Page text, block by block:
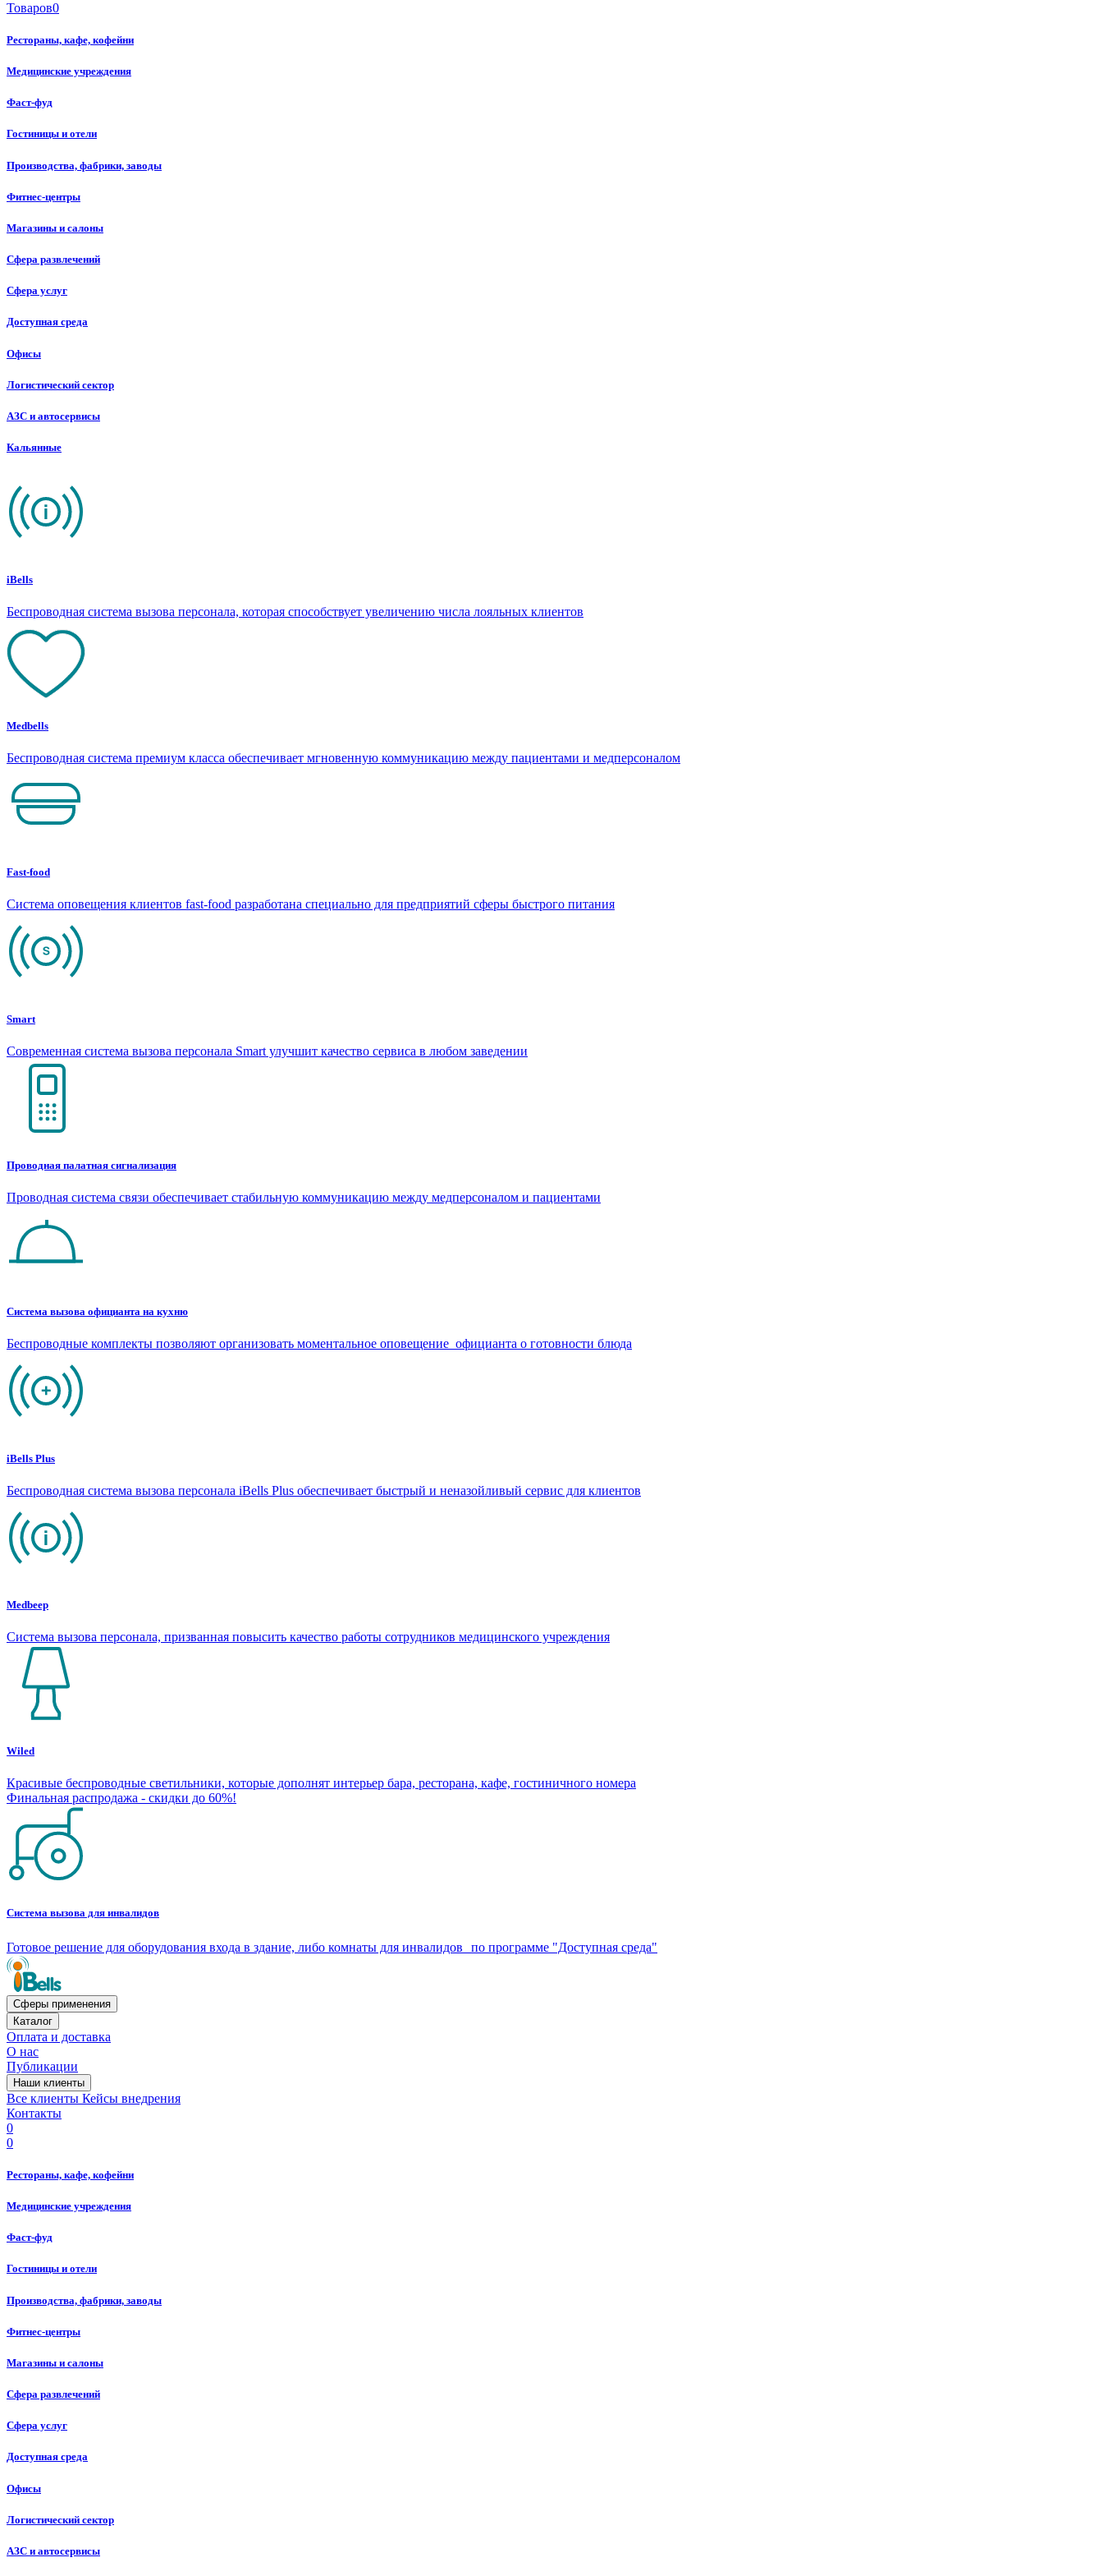
Товаров0
Рестораны, кафе, кофейни
Медицинские учреждения
Фаст-фуд
Гостиницы и отели
Производства, фабрики, заводы
Фитнес-центры
Магазины и салоны
Сфера развлечений
Сфера услуг
Доступная среда
Офисы
Логистический сектор
АЗС и автосервисы
Кальянные
iBells
Беспроводная система вызова персонала, которая способствует увеличению числа лояльных клиентов
Medbells
Беспроводная система премиум класса обеспечивает мгновенную коммуникацию между пациентами и медперсоналом
Fast-food
Система оповещения клиентов fast-food разработана специально для предприятий сферы быстрого питания
Smart
Современная система вызова персонала Smart улучшит качество сервиса в любом заведении
Проводная палатная сигнализация
Проводная система связи обеспечивает стабильную коммуникацию между медперсоналом и пациентами
Система вызова официанта на кухню
Беспроводные комплекты позволяют организовать моментальное оповещение официанта о готовности блюда
iBells Plus
Беспроводная система вызова персонала iBells Plus обеспечивает быстрый и неназойливый сервис для клиентов
Medbeep
Система вызова персонала, призванная повысить качество работы сотрудников медицинского учреждения
Wiled
Красивые беспроводные светильники, которые дополнят интерьер бара, ресторана, кафе, гостиничного номера
Финальная распродажа - скидки до 60%!
Система вызова для инвалидов
Готовое решение для оборудования входа в здание, либо комнаты для инвалидов по программе "Доступная среда"
Сферы применения
Каталог
Оплата и доставка
О нас
Публикации
Наши клиенты
Все клиенты Кейсы внедрения
Контакты
0
0
Рестораны, кафе, кофейни
Медицинские учреждения
Фаст-фуд
Гостиницы и отели
Производства, фабрики, заводы
Фитнес-центры
Магазины и салоны
Сфера развлечений
Сфера услуг
Доступная среда
Офисы
Логистический сектор
АЗС и автосервисы